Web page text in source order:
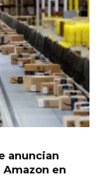
anuncian
en